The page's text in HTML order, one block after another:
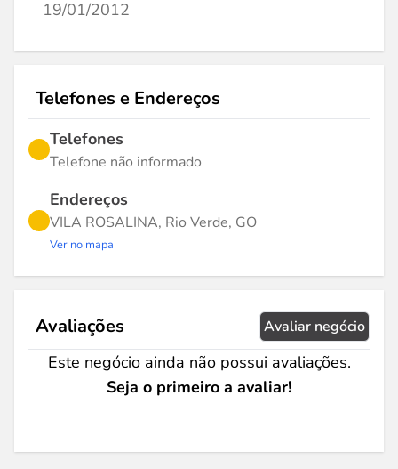
19/01/2012
Telefones e Endereços
Telefones
Telefone não informado
Endereços
VILA ROSALINA, Rio Verde, GO
Ver no mapa
Avaliações Avaliar negócio
Este negócio ainda não possui avaliações.
Seja o primeiro a avaliar!